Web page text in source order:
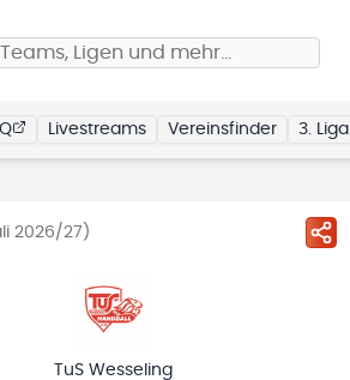
Ligen und mehr…
Livestreams Vereinsfinder 3. Liga
2026/27)
TuS Wesseling